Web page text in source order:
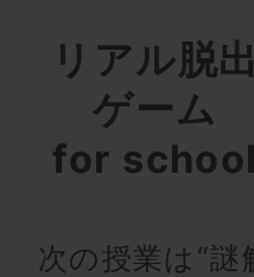
リアル脱
ゲーム
for
次の授業は“謎